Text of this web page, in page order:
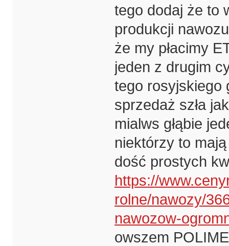
tego dodaj że to
produkcji
że my płacimy
jeden z drugim
tego rosyjskiego
sprzedaż szła
mialws głąbie
niektórzy to
dość prostych
https://
rolne/nawozy/
nawozow-
owszem